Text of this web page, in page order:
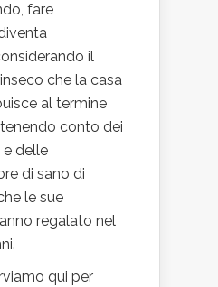
fare
il
che la casa
al termine
conto dei
delle
di sano di
le sue
regalato nel
qui per